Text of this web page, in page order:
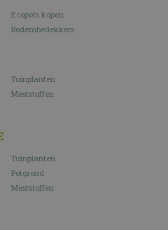
Ecopots kopen
Bodembedekkers
Tuinplanten
Meststoffen
Tuinplanten
Potgrond
Meststoffen